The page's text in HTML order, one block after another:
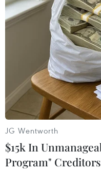
TIN LIÊN QUAN
JG Wentworth
$15k In
Program"